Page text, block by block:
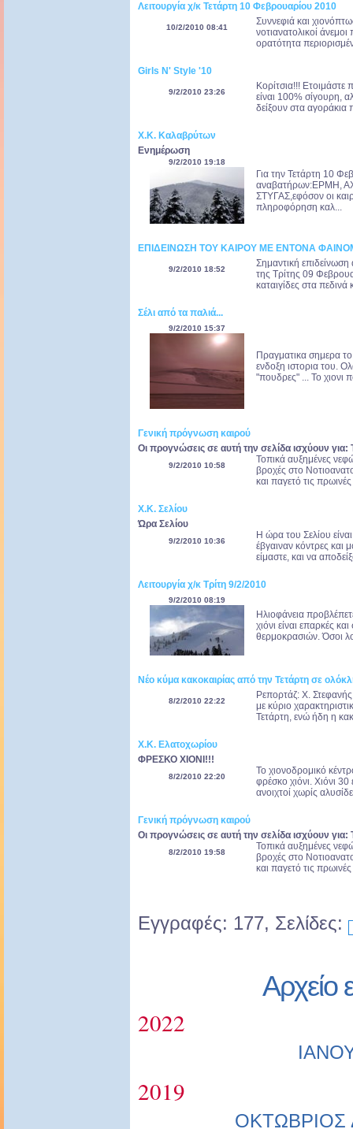
Λειτουργία χ/κ Τετάρτη 10 Φεβρουαρίου 2010
10/2/2010 08:41
Συννεφιά και
νοτιανατολικοί
ορατότητα
Girls N' Style '10
9/2/2010 23:26
Κορίτσια!!! Ετοιμάστε
είναι 100% σίγουρη,
δείξουν στα
Χ.Κ. Καλαβρύτων
Ενημέρωση
9/2/2010 19:18
Για την Τετάρτη 10
αναβατήρων:ΕΡΜΗ,
ΣΤΥΓΑΣ,εφόσον οι
πληροφόρηση καλ...
ΕΠΙΔΕΙΝΩΣΗ ΤΟΥ ΚΑΙΡΟΥ ΜΕ ΕΝΤΟΝΑ
9/2/2010 18:52
Σημαντική
της Τρίτης 09
καταιγίδες στα
Σέλι από τα παλιά...
9/2/2010 15:37
Πραγματικα σημερα
ενδοξη ιστορια του.
"πουδρες" ... Το χιονι
Γενική πρόγνωση καιρού
Οι προγνώσεις σε αυτή την σελίδα ισχύουν
9/2/2010 10:58
Τοπικά αυξημένες
βροχές στο
και παγετό τις
Χ.Κ. Σελίου
Ώρα Σελίου
9/2/2010 10:36
Η ώρα του Σελίου
έβγαιναν κόντρες
είμαστε, και να
Λειτουργία χ/κ Τρίτη 9/2/2010
9/2/2010 08:19
Ηλιοφάνεια
χιόνι είναι επαρκές
θερμοκρασιών. Όσοι
Νέο κύμα κακοκαιρίας από την Τετάρτη σε
8/2/2010 22:22
Ρεπορτάζ: Χ.
με κύριο
Τετάρτη, ενώ ήδη η
Χ.Κ. Ελατοχωρίου
ΦΡΕΣΚΟ ΧΙΟΝΙ!!!
8/2/2010 22:20
Το χιονοδρομικό
φρέσκο χιόνι. Χιόνι
ανοιχτοί χωρίς
Γενική πρόγνωση καιρού
Οι προγνώσεις σε αυτή την σελίδα ισχύουν
8/2/2010 19:58
Τοπικά αυξημένες
βροχές στο
και παγετό τις
Εγγραφές: 177, Σελίδες:
Αρχείο
2022
2019
ΟΚΤΩΒΡΙΟΣ